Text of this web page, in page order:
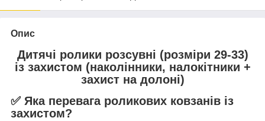
Опис
Дитячі ролики розсувні (розміри 29-33)
із захистом (наколінники, налокітники +
захист на долоні)
✅ Яка перевага роликових ковзанів із
захистом?